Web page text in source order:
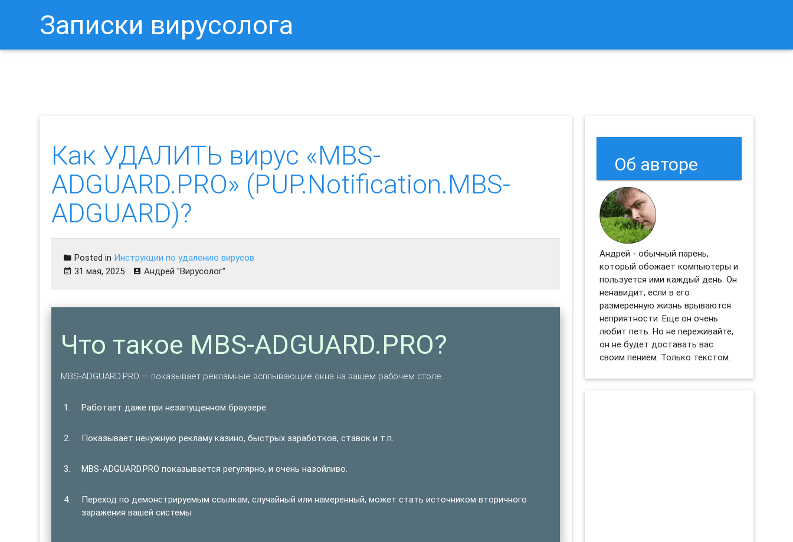
Записки вирусолога
Как УДАЛИТЬ вирус «MBS-
ADGUARD.PRO» (PUP.Notification.MBS-
ADGUARD)?
Posted in Инструкции по удалению вирусов
31 мая, 2025
Андрей "Вирусолог"
Что такое MBS-ADGUARD.PRO?
MBS-ADGUARD.PRO — показывает рекламные всплывающие окна на вашем рабочем столе.
Работает даже при незапущенном браузере.
Показывает ненужную рекламу казино, быстрых заработков, ставок и т.п.
MBS-ADGUARD.PRO показывается регулярно, и очень назойливо.
Переход по демонстрируемым ссылкам, случайный или намеренный, может стать источником вторичного
заражения вашей системы
Об авторе
Андрей - обычный парень,
который обожает компьютеры и
пользуется ими каждый день. Он
ненавидит, если в его
размеренную жизнь врываются
неприятности. Еще он очень
любит петь. Но не переживайте,
он не будет доставать вас
своим пением. Только текстом.